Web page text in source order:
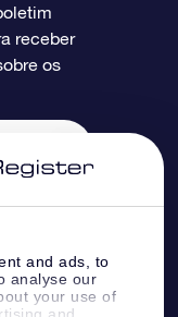
and ads, to
analyse our
your use of
and
receber
os